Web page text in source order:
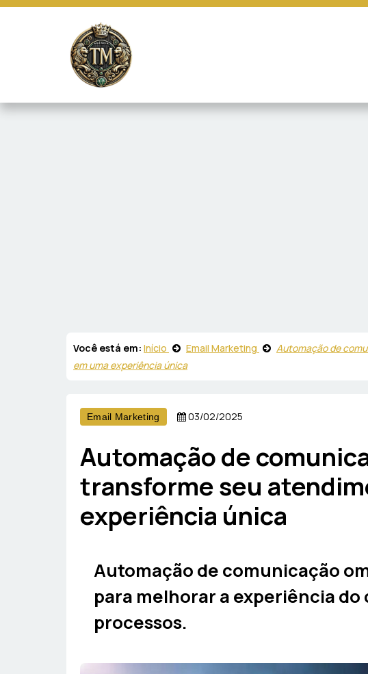
Você está em: Início Email Marketing
Automação de
em uma experiência única
Email Marketing 03/02/2025
Automação de
transforme seu
experiência única
Automação de comunicação
para melhorar a experiência
processos.
marketing e fornecer conteúdo de terceiros. Leia mais em